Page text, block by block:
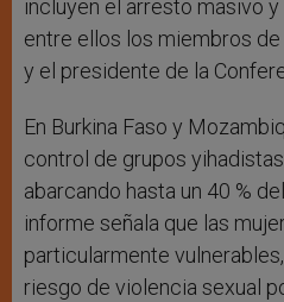
incluyen el arresto masivo
entre ellos los miembros
y el presidente de la
En Burkina Faso y
control de grupos
abarcando hasta un 40 %
informe señala que las
particularmente
riesgo de violencia sexual